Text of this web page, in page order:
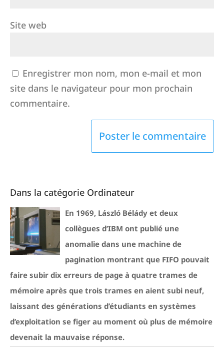
Site web
Enregistrer mon nom, mon e-mail et mon
site dans le navigateur pour mon prochain
commentaire.
Dans la catégorie Ordinateur
En 1969, László Bélády et deux
collègues d’IBM ont publié une
anomalie dans une machine de
pagination montrant que FIFO pouvait
faire subir dix erreurs de page à quatre trames de
mémoire après que trois trames en aient subi neuf,
laissant des générations d’étudiants en systèmes
d’exploitation se figer au moment où plus de mémoire
devenait la mauvaise réponse.